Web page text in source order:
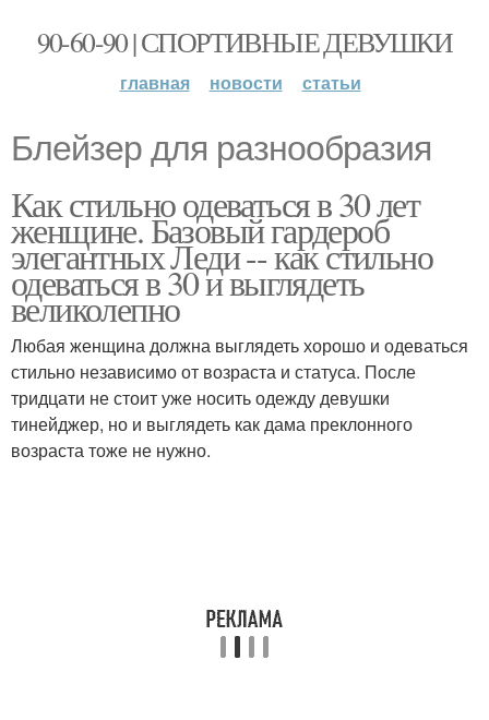
90-60-90 | СПОРТИВНЫЕ ДЕВУШКИ
главная новости статьи
Блейзер для разнообразия
Как стильно одеваться в 30 лет
женщине. Базовый гардероб
элегантных Леди -- как стильно
одеваться в 30 и выглядеть
великолепно
Любая женщина должна выглядеть хорошо и одеваться
стильно независимо от возраста и статуса. После
тридцати не стоит уже носить одежду девушки
тинейджер, но и выглядеть как дама преклонного
возраста тоже не нужно.